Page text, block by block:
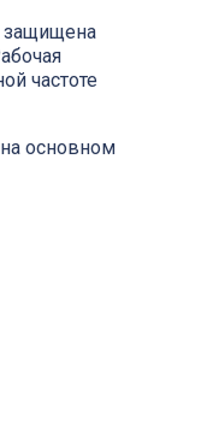
защищена
частоте
основном